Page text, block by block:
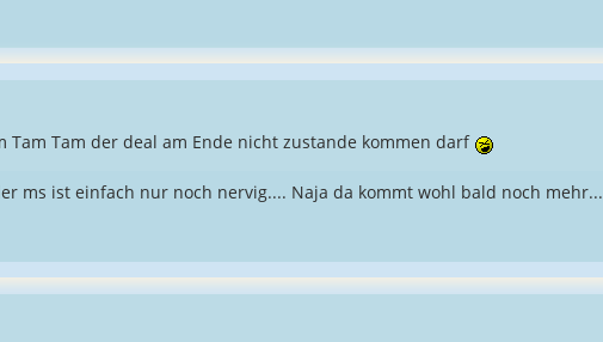
Tam Tam der deal am Ende nicht zustande kommen darf
ms ist einfach nur noch nervig.... Naja da kommt wohl bald noch mehr...